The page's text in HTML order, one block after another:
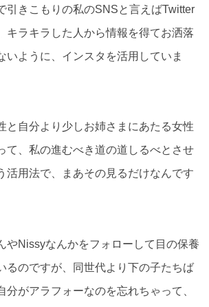
引きこもりの私のSNSと言えばTwitter
キラキラした人から情報を得てお洒落
いように、インスタを活用していま
と自分より少しお姉さまにあたる女性
て、私の進むべき道の道しるべとさせ
活用法で、まあその見るだけなんです
やNissyなんかをフォローして目の保養
るのですが、同世代より下の子たちば
分がアラフォーなのを忘れちゃって、